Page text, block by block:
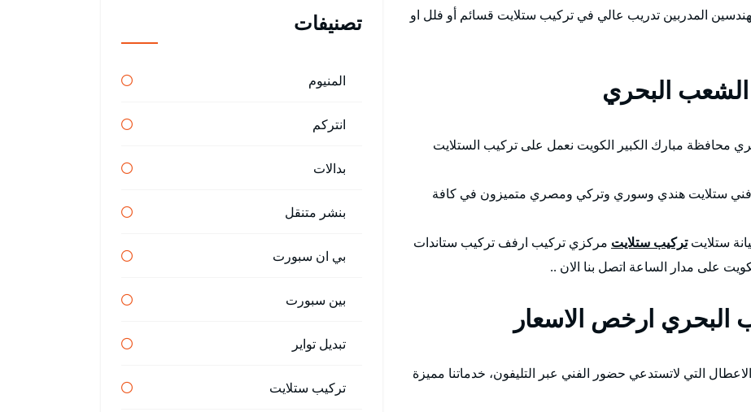
المدربين تدريب عالي في تركيب ستلايت قسائم أو فلل او
البحري
محافظة مبارك الكبير الكويت نعمل على تركيب الستلايت
فني ستلايت هندي وسوري وتركي ومصري متميزون في كافة
ستلايتتركيب ستلايت مركزي تركيب ارفف تركيب ستاندات
على مدار الساعة اتصل بنا الان ..
ارخص الاسعار
التي لاتستدعي حضور الفني عبر التليفون، خدماتنا مميزة
تصنيفات
المنيوم
انتركم
بدالات
بنشر متنقل
بي ان سبورت
بين سبورت
تبديل تواير
تركيب ستلايت